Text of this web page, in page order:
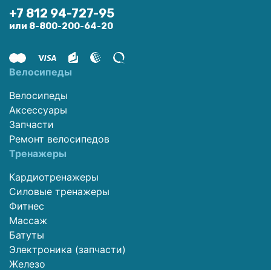
+7 812 94-727-95
или 8-800-200-64-20
Велосипеды
Велосипеды
Аксессуары
Запчасти
Ремонт велосипедов
Тренажеры
Кардиотренажеры
Силовые тренажеры
Фитнес
Массаж
Батуты
Электроника (запчасти)
Железо